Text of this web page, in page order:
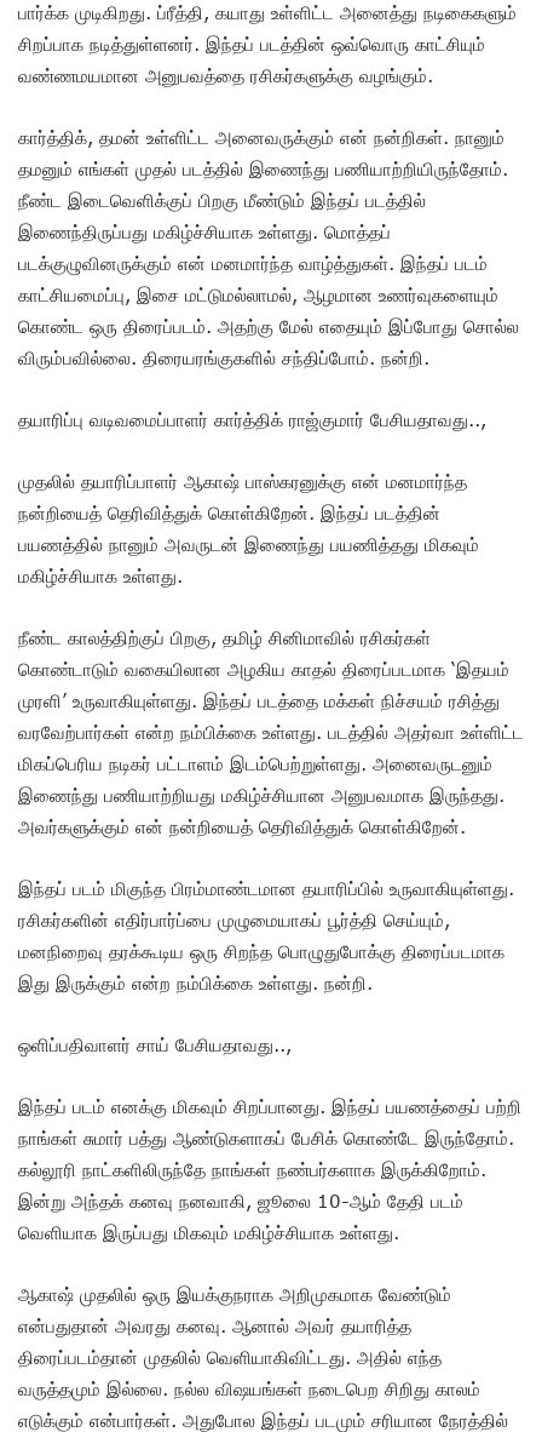
பார்க்க முடிகிறது. ப்ரீத்தி, கயாது உள்ளிட்ட அனைத்து நடிகைகளும்
சிறப்பாக நடித்துள்ளனர். இந்தப் படத்தின் ஒவ்வொரு காட்சியும்
வண்ணமயமான அனுபவத்தை ரசிகர்களுக்கு வழங்கும்.
கார்த்திக், தமன் உள்ளிட்ட அனைவருக்கும் என் நன்றிகள். நானும்
தமனும் எங்கள் முதல் படத்தில் இணைந்து பணியாற்றியிருந்தோம்.
நீண்ட இடைவெளிக்குப் பிறகு மீண்டும் இந்தப் படத்தில்
இணைந்திருப்பது மகிழ்ச்சியாக உள்ளது. மொத்தப்
படக்குழுவினருக்கும் என் மனமார்ந்த வாழ்த்துகள். இந்தப் படம்
காட்சியமைப்பு, இசை மட்டுமல்லாமல், ஆழமான உணர்வுகளையும்
கொண்ட ஒரு திரைப்படம். அதற்கு மேல் எதையும் இப்போது சொல்ல
விரும்பவில்லை. திரையரங்குகளில் சந்திப்போம். நன்றி.
தயாரிப்பு வடிவமைப்பாளர் கார்த்திக் ராஜ்குமார் பேசியதாவது..,
முதலில் தயாரிப்பாளர் ஆகாஷ் பாஸ்கரனுக்கு என் மனமார்ந்த
நன்றியைத் தெரிவித்துக் கொள்கிறேன். இந்தப் படத்தின்
பயணத்தில் நானும் அவருடன் இணைந்து பயணித்தது மிகவும்
மகிழ்ச்சியாக உள்ளது.
நீண்ட காலத்திற்குப் பிறகு, தமிழ் சினிமாவில் ரசிகர்கள்
கொண்டாடும் வகையிலான அழகிய காதல் திரைப்படமாக ‘இதயம்
முரளி’ உருவாகியுள்ளது. இந்தப் படத்தை மக்கள் நிச்சயம் ரசித்து
வரவேற்பார்கள் என்ற நம்பிக்கை உள்ளது. படத்தில் அதர்வா உள்ளிட்ட
மிகப்பெரிய நடிகர் பட்டாளம் இடம்பெற்றுள்ளது. அனைவருடனும்
இணைந்து பணியாற்றியது மகிழ்ச்சியான அனுபவமாக இருந்தது.
அவர்களுக்கும் என் நன்றியைத் தெரிவித்துக் கொள்கிறேன்.
இந்தப் படம் மிகுந்த பிரம்மாண்டமான தயாரிப்பில் உருவாகியுள்ளது.
ரசிகர்களின் எதிர்பார்ப்பை முழுமையாகப் பூர்த்தி செய்யும்,
மனநிறைவு தரக்கூடிய ஒரு சிறந்த பொழுதுபோக்கு திரைப்படமாக
இது இருக்கும் என்ற நம்பிக்கை உள்ளது. நன்றி.
ஒளிப்பதிவாளர் சாய் பேசியதாவது..,
இந்தப் படம் எனக்கு மிகவும் சிறப்பானது. இந்தப் பயணத்தைப் பற்றி
நாங்கள் சுமார் பத்து ஆண்டுகளாகப் பேசிக் கொண்டே இருந்தோம்.
கல்லூரி நாட்களிலிருந்தே நாங்கள் நண்பர்களாக இருக்கிறோம்.
இன்று அந்தக் கனவு நனவாகி, ஜூலை 10-ஆம் தேதி படம்
வெளியாக இருப்பது மிகவும் மகிழ்ச்சியாக உள்ளது.
ஆகாஷ் முதலில் ஒரு இயக்குநராக அறிமுகமாக வேண்டும்
என்பதுதான் அவரது கனவு. ஆனால் அவர் தயாரித்த
திரைப்படம்தான் முதலில் வெளியாகிவிட்டது. அதில் எந்த
வருத்தமும் இல்லை. நல்ல விஷயங்கள் நடைபெற சிறிது காலம்
எடுக்கும் என்பார்கள். அதுபோல இந்தப் படமும் சரியான நேரத்தில்